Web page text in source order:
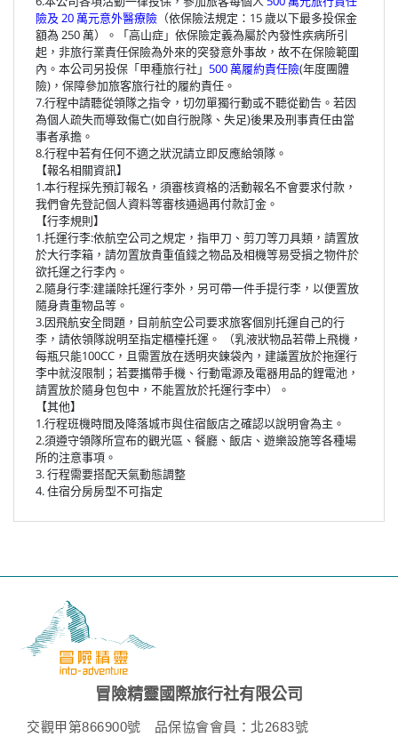
險及 20 萬元意外醫療險 （依保險法規定：15 歲以下最多投保金
額為 250 萬）。「高山症」依保險定義為屬於內發性疾病所引
起，非旅行業責任保險為外來的突發意外事故，故不在保險範圍
內。本公司另投保「甲種旅行社」 500 萬履約責任險(年度團體
險)，保障參加旅客旅行社的履約責任。
7.行程中請聽從領隊之指令，切勿單獨行動或不聽從勸告。若因
為個人疏失而導致傷亡(如自行脫隊、失足)後果及刑事責任由當
事者承擔。
8.行程中若有任何不適之狀況請立即反應給領隊。
【報名相關資訊】
1.本行程採先預訂報名，須審核資格的活動報名不會要求付款，
我們會先登記個人資料等審核通過再付款訂金。
【行李規則】
1.托運行李:依航空公司之規定，指甲刀、剪刀等刀具類，請置放
於大行李箱，請勿置放貴重值錢之物品及相機等易受損之物件於
欲托運之行李內。
2.隨身行李:建議除托運行李外，另可帶一件手提行李，以便置放
隨身貴重物品等。
3.因飛航安全問題，目前航空公司要求旅客個別托運自己的行
李，請依領隊說明至指定櫃檯托運。 （乳液狀物品若帶上飛機，
每瓶只能100CC，且需置放在透明夾鍊袋內，建議置放於拖運行
李中就沒限制；若要攜帶手機、行動電源及電器用品的鋰電池，
請置放於隨身包包中，不能置放於托運行李中）。
【其他】
1.行程班機時間及降落城市與住宿飯店之確認以說明會為主。
2.須遵守領隊所宣布的觀光區、餐廳、飯店、遊樂設施等各種場
所的注意事項。
3. 行程需要搭配天氣動態調整
4. 住宿分房房型不可指定
冒險精靈國際旅行社有限公司
交觀甲第866900號 品保協會會員：北2683號